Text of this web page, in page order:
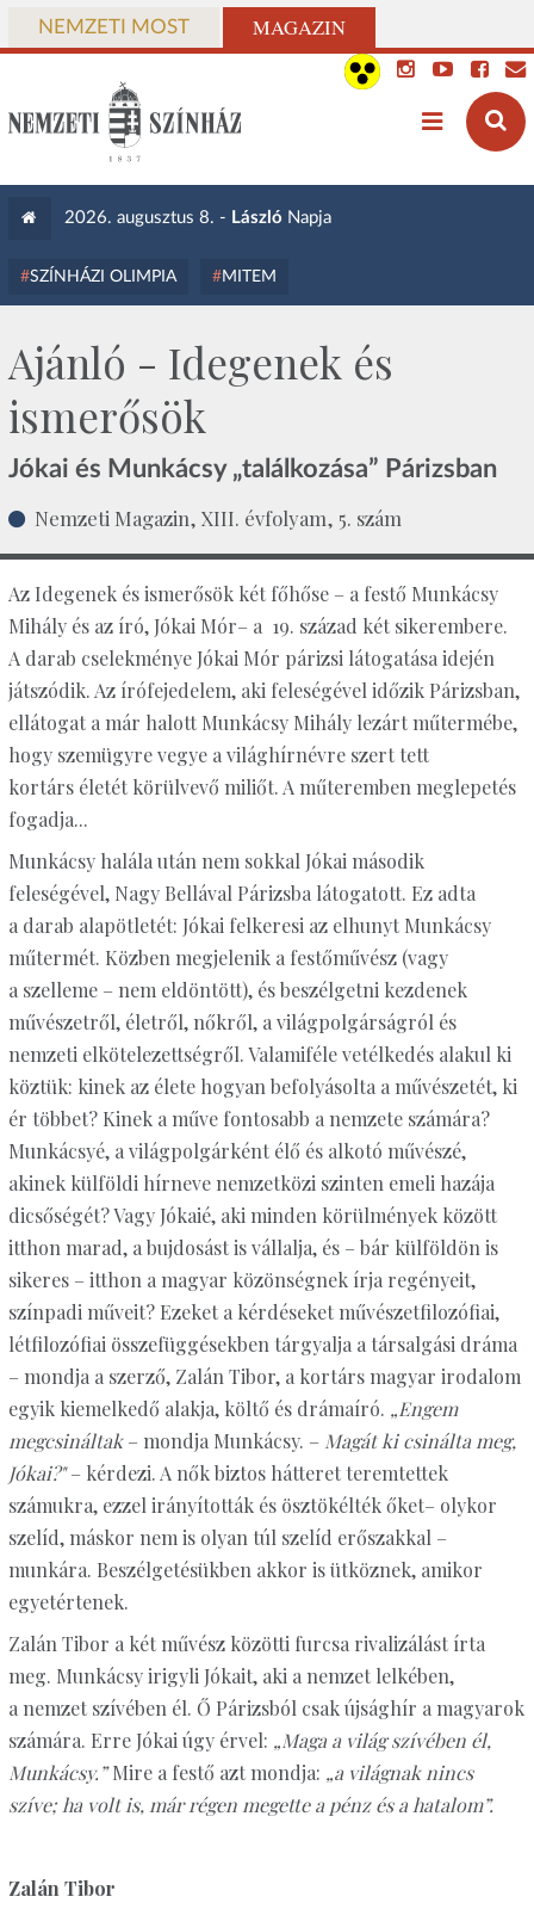
NEMZETI MOST MAGAZIN
2026. augusztus 8. - László Napja
SZÍNHÁZI OLIMPIA MITEM
Ajánló - Idegenek és
ismerősök
Jókai és Munkácsy „találkozása” Párizsban
Nemzeti Magazin, XIII. évfolyam, 5. szám
Az Idegenek és ismerősök két főhőse – a festő Munkácsy
Mihály és az író, Jókai Mór– a 19. század két sikerembere.
A darab cselekménye Jókai Mór párizsi látogatása idején
játszódik. Az írófejedelem, aki feleségével időzik Párizsban,
ellátogat a már halott Munkácsy Mihály lezárt műtermébe,
hogy szemügyre vegye a világhírnévre szert tett
kortárs életét körülvevő miliőt. A műteremben meglepetés
fogadja...
Munkácsy halála után nem sokkal Jókai második
feleségével, Nagy Bellával Párizsba látogatott. Ez adta
a darab alapötletét: Jókai felkeresi az elhunyt Munkácsy
műtermét. Közben megjelenik a festőművész (vagy
a szelleme – nem eldöntött), és beszélgetni kezdenek
művészetről, életről, nőkről, a világpolgárságról és
nemzeti elkötelezettségről. Valamiféle vetélkedés alakul ki
köztük: kinek az élete hogyan befolyásolta a művészetét, ki
ér többet? Kinek a műve fontosabb a nemzete számára?
Munkácsyé, a világpolgárként élő és alkotó művészé,
akinek külföldi hírneve nemzetközi szinten emeli hazája
dicsőségét? Vagy Jókaié, aki minden körülmények között
itthon marad, a bujdosást is vállalja, és – bár külföldön is
sikeres – itthon a magyar közönségnek írja regényeit,
színpadi műveit? Ezeket a kérdéseket művészetfilozófiai,
létfilozófiai összefüggésekben tárgyalja a társalgási dráma
– mondja a szerző, Zalán Tibor, a kortárs magyar irodalom
egyik kiemelkedő alakja, költő és drámaíró. „Engem
megcsináltak– mondja Munkácsy. – Magát ki csinálta meg,
Jókai?"– kérdezi. A nők biztos hátteret teremtettek
számukra, ezzel irányították és ösztökélték őket– olykor
szelíd, máskor nem is olyan túl szelíd erőszakkal –
munkára. Beszélgetésükben akkor is ütköznek, amikor
egyetértenek.
Zalán Tibor a két művész közötti furcsa rivalizálást írta
meg. Munkácsy irigyli Jókait, aki a nemzet lelkében,
a nemzet szívében él. Ő Párizsból csak újsághír a magyarok
számára. Erre Jókai úgy érvel: „Maga a világ szívében él,
Munkácsy.”Mire a festő azt mondja: „a világnak nincs
szíve; ha volt is, már régen megette a pénz és a hatalom”.
Zalán Tibor